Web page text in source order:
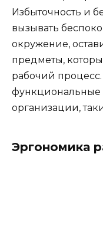
Избыточность и
вызывать
окружение,
предметы,
рабочий
функциональные
организации,
Эргономика